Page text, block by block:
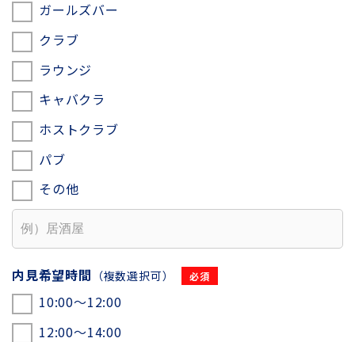
ガールズバー
クラブ
ラウンジ
キャバクラ
ホストクラブ
パブ
その他
内見希望時間 （複数選択可）
10:00〜12:00
12:00〜14:00